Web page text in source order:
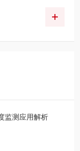
监测应用解析